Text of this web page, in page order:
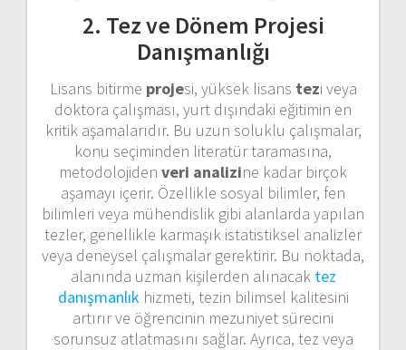
2. Tez ve Dönem Projesi
Danışmanlığı
Lisans bitirme projesi, yüksek lisans tezi veya
doktora çalışması, yurt dışındaki eğitimin en
kritik aşamalarıdır. Bu uzun soluklu çalışmalar,
konu seçiminden literatür taramasına,
metodolojiden veri analizine kadar birçok
aşamayı içerir. Özellikle sosyal bilimler, fen
bilimleri veya mühendislik gibi alanlarda yapılan
tezler, genellikle karmaşık istatistiksel analizler
veya deneysel çalışmalar gerektirir. Bu noktada,
alanında uzman kişilerden alınacak tez
danışmanlıkhizmeti, tezin bilimsel kalitesini
artırır ve öğrencinin mezuniyet sürecini
sorunsuz atlatmasını sağlar. Ayrıca, tez veya